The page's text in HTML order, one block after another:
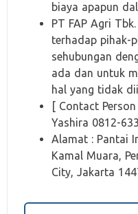
biaya apapun
PT FAP Agri
terhadap pihak-
sehubungan
ada dan untuk
hal yang tidak
[ Contact
Yashira 0812-
Alamat : Pantai
Kamal Muara,
City, Jakarta